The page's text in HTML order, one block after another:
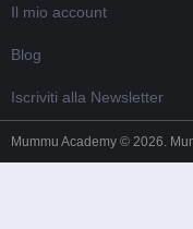
Il mio account
Blog
Iscriviti alla Newsletter
Mummu Academy © 2026.